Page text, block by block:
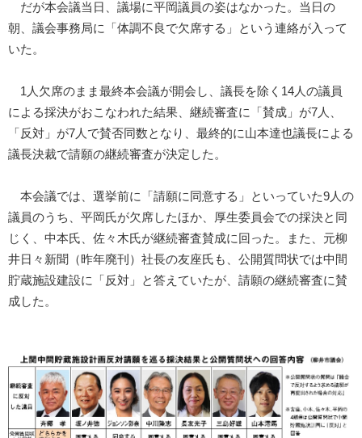
だが本会議当日、議場に平岡議員の姿はなかった。当日の
朝、議会事務局に「体調不良で欠席する」という連絡が入って
いた。
1人欠席のまま最終本会議が開会し、議長を除く14人の議員
による採決がおこなわれた結果、継続審査に「賛成」が7人、
「反対」が7人で賛否同数となり、最終的に山本達也議長による
議長決裁で請願の継続審査が決定した。
本会議では、選挙前に「請願に同意する」といっていた9人の
議員のうち、平岡氏が欠席したほか、厚生委員会での採決と同
じく、中本氏、佐々木氏が継続審査賛成に回った。また、元柳
井日々新聞（昨年廃刊）社長の友座氏も、公開質問状では中間
貯蔵施設建設に「反対」と答えていたが、請願の継続審査に賛
成した。